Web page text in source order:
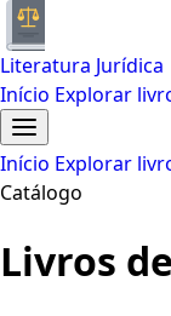
Literatura Jurídica
Início Explorar
Início Explorar
Catálogo
Livros